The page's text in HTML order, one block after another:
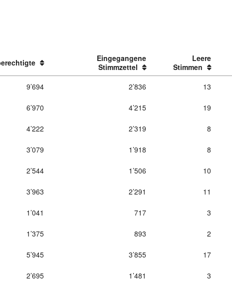
Eingegangene
Stimmzettel
Leere
Stimmen
9’694 2’836 13
6’970 4’215 19
4’222 2’319 8
3’079 1’918 8
2’544 1’506 10
3’963 2’291 11
1’041 717 3
1’375 893 2
5’945 3’855 17
2’695 1’481 3